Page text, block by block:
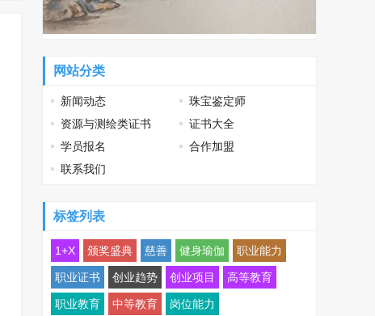
网站分类
新闻动态
珠宝鉴定师
资源与测绘类证书
证书大全
学员报名
合作加盟
联系我们
标签列表
1+X 颁奖盛典 慈善 健身瑜伽 职业能力
职业证书 创业趋势 创业项目 高等教育
职业教育 中等教育 岗位能力